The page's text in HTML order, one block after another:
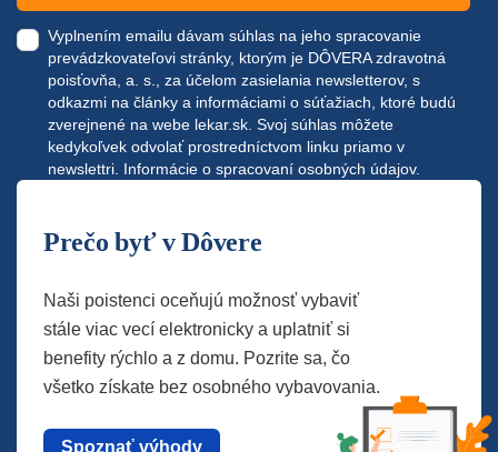
Vyplnením emailu dávam súhlas na jeho spracovanie
prevádzkovateľovi stránky, ktorým je DÔVERA zdravotná
poisťovňa, a. s., za účelom zasielania newsletterov, s
odkazmi na články a informáciami o súťažiach, ktoré budú
zverejnené na webe lekar.sk . Svoj súhlas môžete
kedykoľvek odvolať prostredníctvom linku priamo v
newslettri. Informácie o spracovaní osobných údajov.
Prečo byť v Dôvere
Naši poistenci oceňujú možnosť vybaviť
stále viac vecí elektronicky a uplatniť si
benefity rýchlo a z domu. Pozrite sa, čo
všetko získate bez osobného vybavovania.
Spoznať výhody